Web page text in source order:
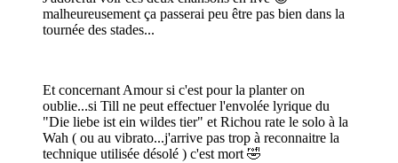
malheureusement ça passerai peu être pas bien dans la
tournée des stades...
Et concernant Amour si c'est pour la planter on
oublie...si Till ne peut effectuer l'envolée lyrique du
"Die liebe ist ein wildes tier" et Richou rate le solo à la
Wah ( ou au vibrato...j'arrive pas trop à reconnaitre la
technique utilisée désolé ) c'est mort 🤣